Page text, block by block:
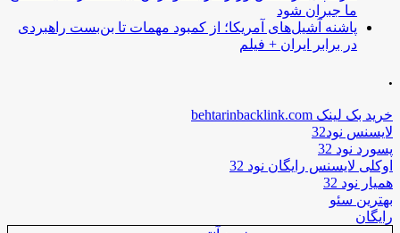
ما جبران شود
پاشنه آشیل‌های آمریکا؛ از کمبود مهمات تا بن‌بست راهبردی
در برابر ایران + فیلم
.
خرید بک لینک behtarinbacklink.com
لایسنس نود32
پسورد نود 32
اوکلی لایسنس رایگان نود 32
همیار نود 32
بهترین سئو
رایگان